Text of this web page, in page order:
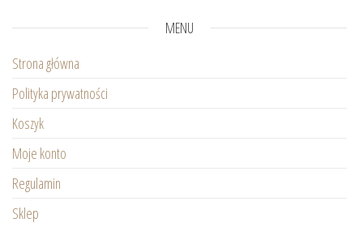
MENU
Strona główna
Polityka prywatności
Koszyk
Moje konto
Regulamin
Sklep